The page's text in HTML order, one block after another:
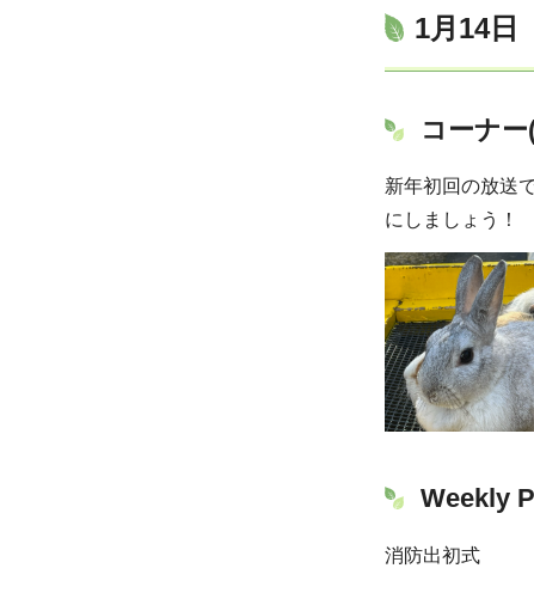
1月14日
コーナ
新年初回の放送
にしましょう！
Weekly
消防出初式